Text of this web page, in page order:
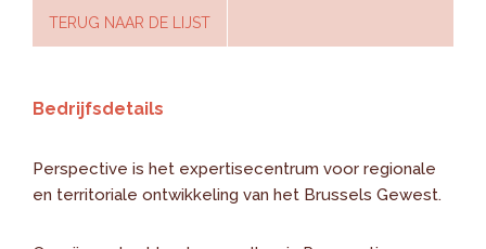
TERUG NAAR DE LIJST
Bedrijfsdetails
Perspective is het expertisecentrum voor regionale
en territoriale ontwikkeling van het Brussels Gewest.